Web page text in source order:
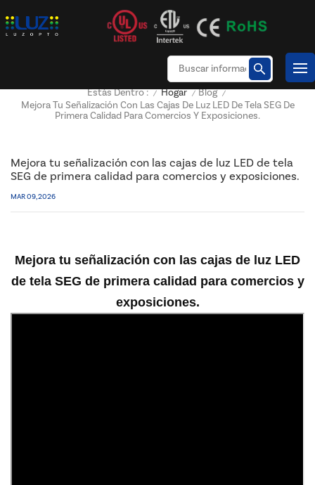
Estás Dentro : / Hogar / Blog /
Mejora Tu Señalización Con Las Cajas De Luz LED De Tela SEG De
Primera Calidad Para Comercios Y Exposiciones.
Mejora tu señalización con las cajas de luz LED de tela
SEG de primera calidad para comercios y exposiciones.
MAR 09, 2026
Mejora tu señalización con las cajas de luz LED
de tela SEG de primera calidad para comercios y
exposiciones.